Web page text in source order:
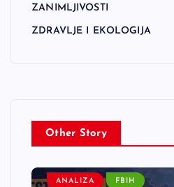
ZANIMLJIVOSTI
ZDRAVLJE I EKOLOGIJA
Other Story
ANALIZA FBIH